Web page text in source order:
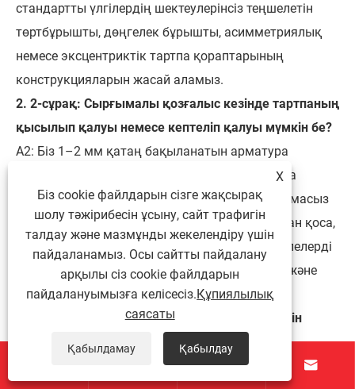
стандартты үлгілердің шектеулерінсіз теңшелетін
төртбұрышты, дөңгелек бұрышты, асимметриялық
немесе эксцентриктік тартпа қораптарының
конструкцияларын жасай аламыз.
2. 2-сұрақ: Сырғымалы қозғалыс кезінде тартпаның
қысылып қалуы немесе кептеліп қалуы мүмкін бе?
A2: Біз 1–2 мм қатаң бақыланатын арматура
саңылауын сақтаймыз және жөнелту алдында
біркелкі ашу және жабу функцияларын қамтамасыз
ету үшін 100% нүктелік тексеру жүргіземіз. Оған қоса,
жабысу, кептелу немесе ажырау сияқты мәселелерді
құрылымдық түрде жою үшін ламинациялау және
ойық салу процестерін оңтайландырдық.
3. 3-сұрақ: Қорап қақпағын бедерлеу процесін
ыстық штамптаумен немесе ультракүлгін
жабынмен біріктіруге болады ма?
 
X
Біз cookie файлдарын сізге жақсырақ
шолу тәжірибесін ұсыну, сайт трафигін
талдау және мазмұнды жекелендіру үшін
пайдаланамыз. Осы сайтты пайдалану
арқылы сіз cookie файлдарын
пайдалануымызға келісесіз.Құпиялылық
саясаты
Қабылдамау Қабылдау